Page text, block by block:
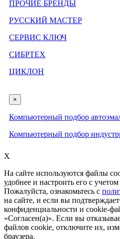
ПРОЧИЕ БРЕНДЫ
РУССКИЙ МАСТЕР
СЕРВИС КЛЮЧ
СИБРТЕХ
ЦИКЛОН
×
Компьютерный подбор
Компьютерный подбор
X
На сайте используются файлы
удобнее и настроить его с
Пожалуйста, ознакомьтесь с
на сайте, и если вы
конфиденциальности и cookie-
«Согласен(а)». Если вы
файлов cookie, отключите их,
браузера.